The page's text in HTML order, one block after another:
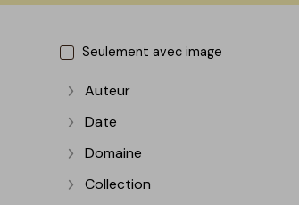
Seulement avec image
Afficher plus
Auteur
Afficher plus
Date
Afficher plus
Domaine
Afficher plus
Collection